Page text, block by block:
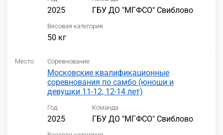
2025 ГБУ ДО "МГФСО" Свиблово
Весовая категория
50 кг
Место Соревнование
Московские квалификационные
соревнования по самбо (юноши и
девушки 11-12, 12-14 лет)
Год
2025
Команда
ГБУ ДО "МГФСО" Свиблово